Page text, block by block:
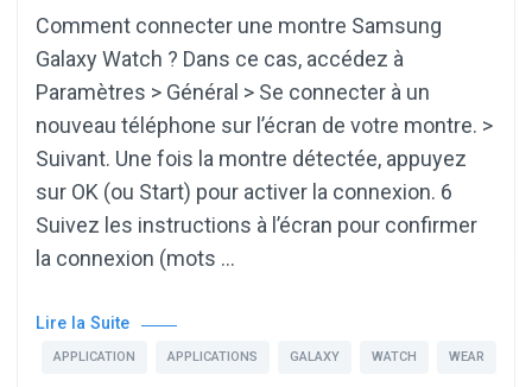
Comment connecter une montre Samsung
Galaxy Watch ? Dans ce cas, accédez à
Paramètres > Général > Se connecter à un
nouveau téléphone sur l’écran de votre montre. >
Suivant. Une fois la montre détectée, appuyez
sur OK (ou Start) pour activer la connexion. 6
Suivez les instructions à l’écran pour confirmer
la connexion (mots …
Lire la Suite
APPLICATION APPLICATIONS GALAXY WATCH WEAR